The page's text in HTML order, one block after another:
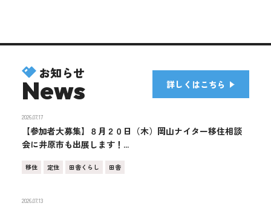
お知らせ
News 詳しくはこちら
2026.07.17
【参加者大募集】８月２０日（木）岡山ナイター移住相談
会に井原市も出展します！...
移住 定住 田舎くらし 田舎
2026.07.13